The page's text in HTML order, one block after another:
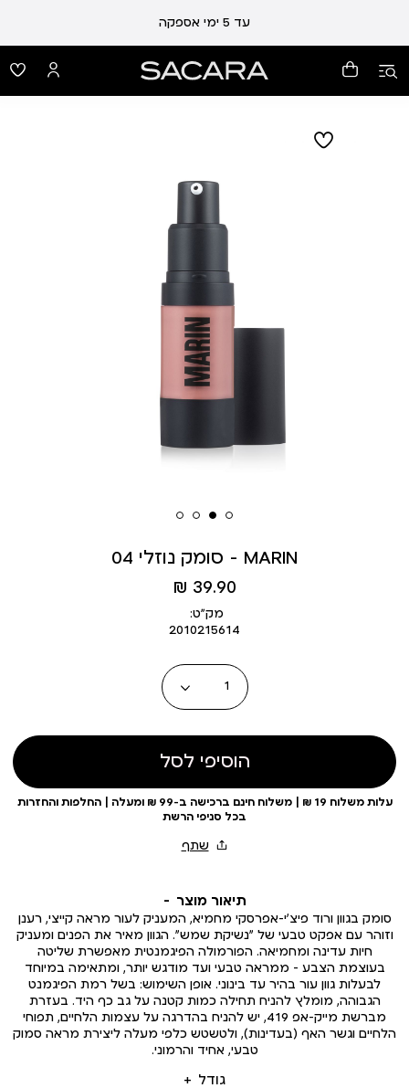
עד 5 ימי אספקה
סומק נוזלי 04 - MARIN
מחיר
מוצר
39.90 ₪
מק״ט:
2010215614
כמות
הוסיפי לסל
עלות משלוח 19 ₪ | משלוח חינם ברכישה ב-99 ₪ ומעלה | החלפות והחזרות
בכל סניפי הרשת
תיאור מוצר
גודל
סומק בגוון ורוד פיצ’י-אפרסקי מחמיא, המעניק לעור מראה קייצי, רענן
וזוהר עם אפקט טבעי של “נשיקת שמש”. הגוון מאיר את הפנים ומעניק
חיות עדינה ומחמיאה. הפורמולה הפיגמנטית מאפשרת שליטה
בעוצמת הצבע – ממראה טבעי ועד מודגש יותר, ומתאימה במיוחד
לבעלות גוון עור בהיר עד בינוני. אופן השימוש: בשל רמת הפיגמנט
הגבוהה, מומלץ להניח תחילה כמות קטנה על גב כף היד. בעזרת
מברשת מייק-אפ 419, יש להניח בהדרגה על עצמות הלחיים, תפוחי
הלחיים וגשר האף (בעדינות), ולטשטש כלפי מעלה ליצירת מראה סמוק
טבעי, אחיד והרמוני.